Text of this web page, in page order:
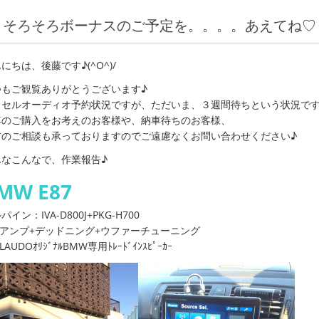
そろそろボーナスのご予定を。。。。あえてね♡
ちは、後藤です♪(^O^)/
ご観覧ありがとうございます♪
ルオーディオ予約状況ですが、ただいま、３週間待ちという状況で
ご購入をお考えのお客様や、納車待ちのお客様、
ご相談も承っておりますのでご遠慮なくお問い合わせください♪
こんなで、作業報告♪
E87
イン：IVA-D800J+PKG-H700
ンプ+デッドニング+ウファーチューニング
ｵﾘｼﾞﾅﾙBMW専用ﾄﾚｰﾄﾞｲﾝｽﾋﾟｰｶｰ